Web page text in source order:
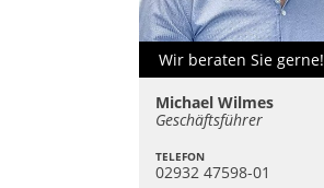
Wir beraten Sie gerne!
Michael Wilmes
Geschäftsführer
TELEFON
02932 47598-01